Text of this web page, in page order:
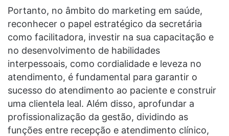
Portanto, no âmbito do marketing em saúde,
reconhecer o papel estratégico da secretária
como facilitadora, investir na sua capacitação e
no desenvolvimento de habilidades
interpessoais, como cordialidade e leveza no
atendimento, é fundamental para garantir o
sucesso do atendimento ao paciente e construir
uma clientela leal. Além disso, aprofundar a
profissionalização da gestão, dividindo as
funções entre recepção e atendimento clínico,